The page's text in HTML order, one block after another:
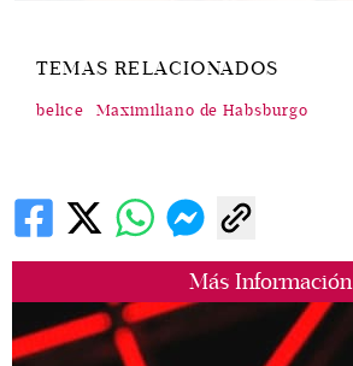
Más Información
TEMAS RELACIONADOS
belice Maximiliano de Habsburgo